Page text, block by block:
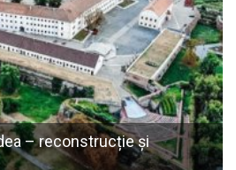
– reconstrucție și